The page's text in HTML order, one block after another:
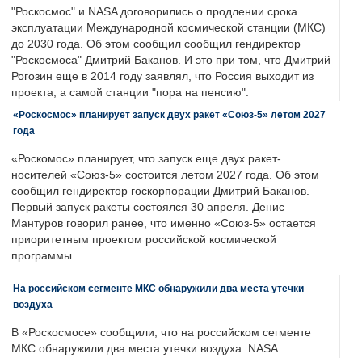
"Роскосмос" и NASA договорились о продлении срока
эксплуатации Международной космической станции (МКС)
до 2030 года. Об этом сообщил сообщил гендиректор
"Роскосмоса" Дмитрий Баканов. И это при том, что Дмитрий
Рогозин еще в 2014 году заявлял, что Россия выходит из
проекта, а самой станции "пора на пенсию".
«Роскосмос» планирует запуск двух ракет «Союз-5» летом 2027
года
«Роскомос» планирует, что запуск еще двух ракет-
носителей «Союз-5» состоится летом 2027 года. Об этом
сообщил гендиректор госкорпорации Дмитрий Баканов.
Первый запуск ракеты состоялся 30 апреля. Денис
Мантуров говорил ранее, что именно «Союз-5» остается
приоритетным проектом российской космической
программы.
На российском сегменте МКС обнаружили два места утечки
воздуха
В «Роскосмосе» сообщили, что на российском сегменте
МКС обнаружили два места утечки воздуха. NASA